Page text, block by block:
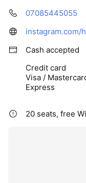
07085445055
Cash accepted
Credit card
Visa /
Express
20 seats, free